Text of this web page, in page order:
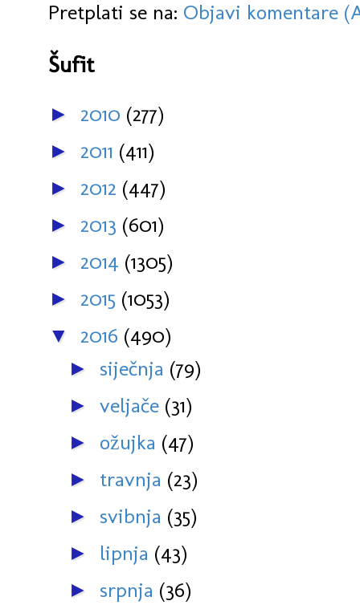
Pretplati se na: Objavi komentare
Šufit
► 2010 (277)
► 2011 (411)
► 2012 (447)
► 2013 (601)
► 2014 (1305)
► 2015 (1053)
▼ 2016 (490)
► siječnja (79)
► veljače (31)
► ožujka (47)
► travnja (23)
► svibnja (35)
► lipnja (43)
► srpnja (36)